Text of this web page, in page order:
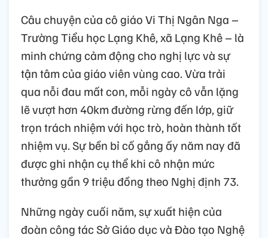
Câu chuyện của cô giáo Vi Thị Ngân Nga –
Trường Tiểu học Lạng Khê, xã Lạng Khê – là
minh chứng cảm động cho nghị lực và sự
tận tâm của giáo viên vùng cao. Vừa trải
qua nỗi đau mất con, mỗi ngày cô vẫn lặng
lẽ vượt hơn 40km đường rừng đến lớp, giữ
trọn trách nhiệm với học trò, hoàn thành tốt
nhiệm vụ. Sự bền bỉ cố gắng ấy năm nay đã
được ghi nhận cụ thể khi cô nhận mức
thưởng gần 9 triệu đồng theo Nghị định 73.
Những ngày cuối năm, sự xuất hiện của
đoàn công tác Sở Giáo dục và Đào tạo Nghệ